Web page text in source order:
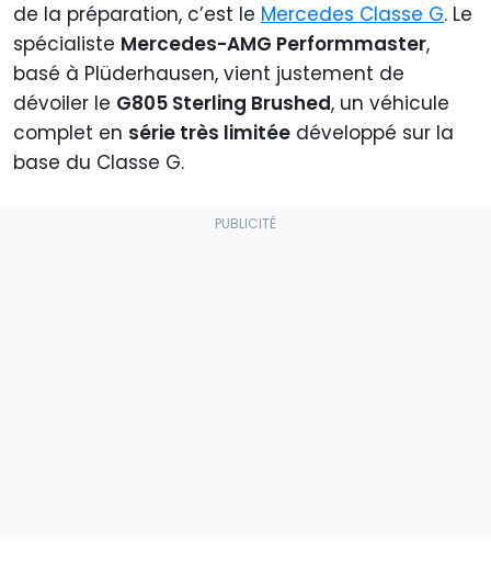
de la préparation, c’est le Mercedes Classe G. Le
spécialiste Mercedes-AMG Performmaster,
basé à Plüderhausen, vient justement de
dévoiler le G805 Sterling Brushed, un véhicule
complet en série très limitée développé sur la
base du Classe G.